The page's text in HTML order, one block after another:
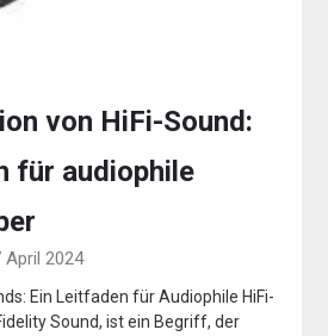
von HiFi-Sound:
für audiophile
2024
Ein Leitfaden für Audiophile HiFi-
Sound, ist ein Begriff, der